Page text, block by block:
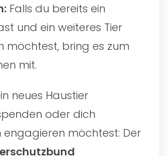
Falls du bereits ein
und ein weiteres Tier
möchtest, bring es zum
mit.
neues Haustier
oder dich
möchtest: Der